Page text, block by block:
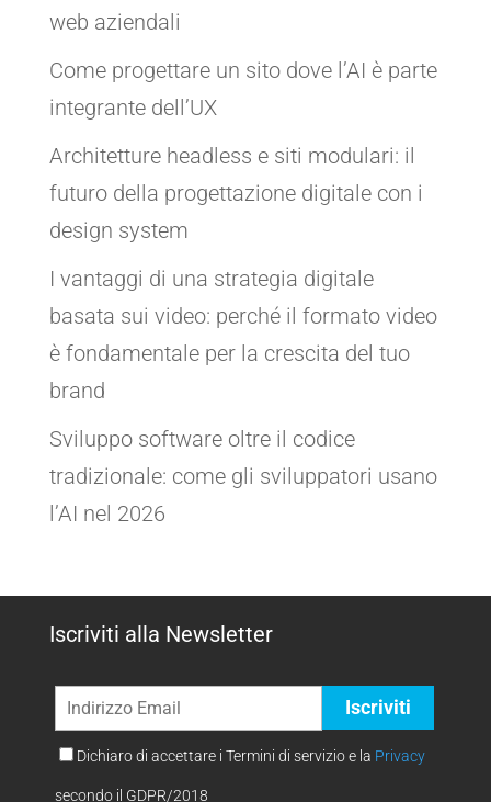
web aziendali
Come progettare un sito dove l’AI è parte
integrante dell’UX
Architetture headless e siti modulari: il
futuro della progettazione digitale con i
design system
I vantaggi di una strategia digitale
basata sui video: perché il formato video
è fondamentale per la crescita del tuo
brand
Sviluppo software oltre il codice
tradizionale: come gli sviluppatori usano
l’AI nel 2026
Iscriviti alla Newsletter
Dichiaro di accettare i Termini di servizio e la Privacy
secondo il GDPR/2018